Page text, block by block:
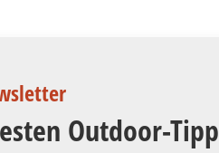
Outdoor-Tipp